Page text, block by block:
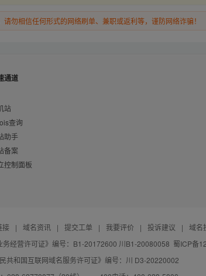
勿相信任何形式的网络刷单、兼职或返利等，谨防网络诈骗！
通道
站
查询
助手
备案
控制面板
接 | 域名资讯 | 提交工单 | 我要评价 | 投诉建议 |
域名
务经营许可证》编号：B1-20172600 川B1-20080058 蜀ICP备
民共和国互联网域名服务许可证》编号：川 D3-20220002